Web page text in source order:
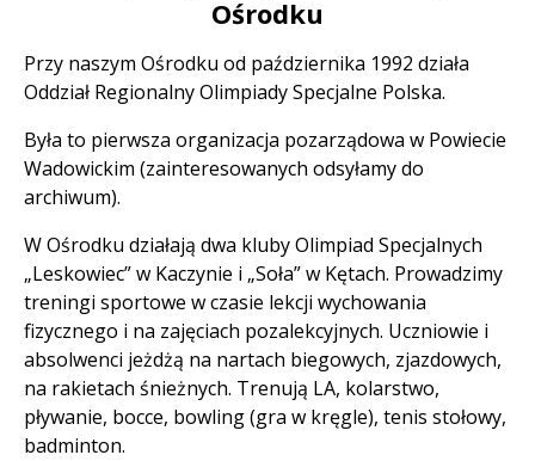
Ośrodku
Przy naszym Ośrodku od października 1992 działa
Oddział Regionalny Olimpiady Specjalne Polska.
Była to pierwsza organizacja pozarządowa w Powiecie
Wadowickim (zainteresowanych odsyłamy do
archiwum).
W Ośrodku działają dwa kluby Olimpiad Specjalnych
„Leskowiec” w Kaczynie i „Soła” w Kętach. Prowadzimy
treningi sportowe w czasie lekcji wychowania
fizycznego i na zajęciach pozalekcyjnych. Uczniowie i
absolwenci jeżdżą na nartach biegowych, zjazdowych,
na rakietach śnieżnych. Trenują LA, kolarstwo,
pływanie, bocce, bowling (gra w kręgle), tenis stołowy,
badminton.